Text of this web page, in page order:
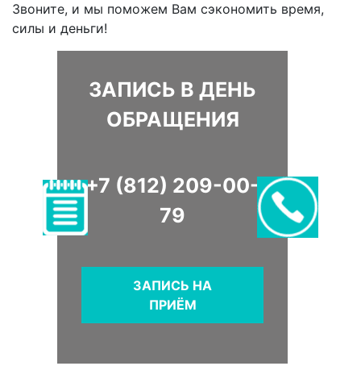
Звоните, и мы поможем Вам сэкономить время,
силы и деньги!
ЗАПИСЬ В ДЕНЬ
ОБРАЩЕНИЯ
+7 (812) 209-00-
79
ЗАПИСЬ НА
ПРИЁМ